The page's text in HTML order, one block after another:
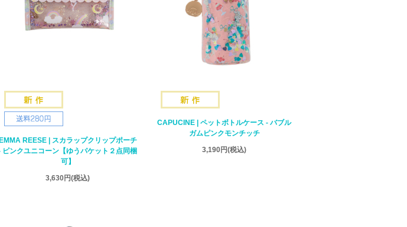
EMMA REESE | スカラップクリップポーチ
ピンクユニコーン【ゆうパケット２点同梱
可】
3,630円(税込)
CAPUCINE | ペットボトルケース - バブル
ガムピンクモンチッチ
3,190円(税込)